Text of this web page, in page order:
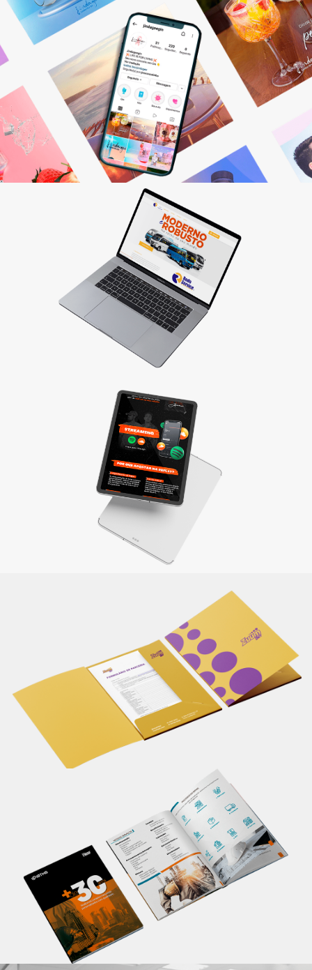
Gestão de Redes Sociais
Otimizamos resultados! Fazemos o planejamento,
produção e monitoramento dos seus canais digitais.
Saiba mais
Quer vender pela internet? Desenvolvemos sites
personalizados que fazem seu cliente comprar!
Saiba mais
Materiais de apresentação e Mídia kit
Divulgue sua empresa com um material completo e
elaborado de maneira criativa, reforçando sua identidade e
a qualidade dos produtos/serviços oferecidos.
Não basta ser bom. Precisa mostrar que é! Elaboramos o
seu material de apresentação.
Apresente informações completas sobre seu
produto/serviço em um único lugar, de maneira
profissional. Um material personalizado impacta em
melhores resultados.
Saiba mais